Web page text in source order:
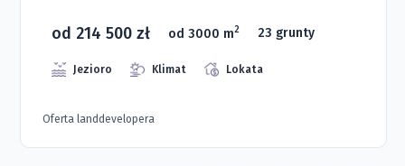
od 214 500 zł od 3000 m2 23 grunty
Jezioro Klimat Lokata
Oferta landdevelopera